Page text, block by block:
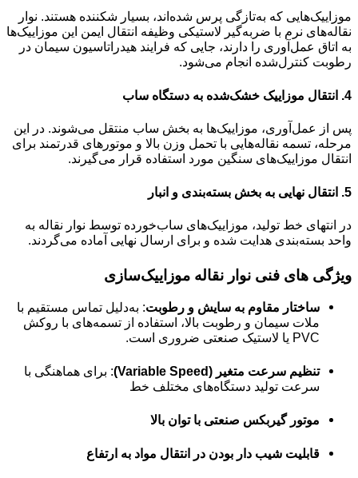
موزاییک‌هایی که به‌تازگی پرس شده‌اند، بسیار شکننده هستند. نوار
نقاله‌های نرم با ضربه‌گیر لاستیکی وظیفه انتقال ایمن این موزاییک‌ها
به اتاق عمل‌آوری را دارند، جایی که فرایند هیدراتاسیون سیمان در
رطوبت کنترل‌شده انجام می‌شود.
4. انتقال موزاییک خشک‌شده به دستگاه ساب
پس از عمل‌آوری، موزاییک‌ها به بخش ساب منتقل می‌شوند. در این
مرحله، تسمه نقاله‌هایی با تحمل وزن بالا و موتورهای قدرتمند برای
انتقال موزاییک‌های سنگین مورد استفاده قرار می‌گیرند.
5. انتقال نهایی به بخش بسته‌بندی و انبار
در انتهای خط تولید، موزاییک‌های ساب‌خورده توسط نوار نقاله به
واحد بسته‌بندی هدایت شده و برای ارسال نهایی آماده می‌گردند.
ویژگی‌ های فنی نوار نقاله‌ موزاییک‌سازی
ساختار مقاوم به سایش و رطوبت: به‌دلیل تماس مستقیم با
ملات سیمان و رطوبت بالا، استفاده از تسمه‌های با روکش
PVC یا لاستیک صنعتی ضروری است.
تنظیم سرعت متغیر (Variable Speed)
: برای هماهنگی با
سرعت تولید دستگاه‌های مختلف خط
موتور گیربکس صنعتی با توان بالا
قابلیت شیب‌ دار بودن در انتقال مواد به ارتفاع